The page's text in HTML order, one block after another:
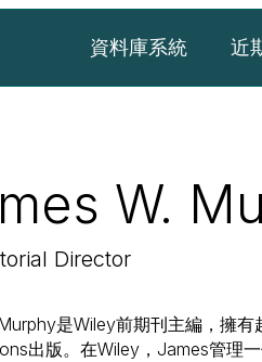
資料庫系統 近
W.
Director
是Wiley前期刊主編，擁
出版。在Wiley，James管理